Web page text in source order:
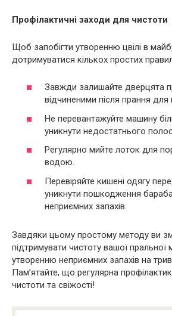
Профілактичні заходи для чистоти
Щоб запобігти утворенню цвілі в
дотримуватися кількох простих
Завжди залишайте дверцята
відчиненими після прання для
Не перевантажуйте машину
уникнути недостатнього
Регулярно мийте лоток для
водою.
Перевіряйте кишені одягу
уникнути пошкодження
неприємних запахів.
Завдяки цьому простому методу ви
підтримувати чистоту вашої пральної
утворенню неприємних запахів на
Пам’ятайте, що регулярна
чистоти та свіжості!